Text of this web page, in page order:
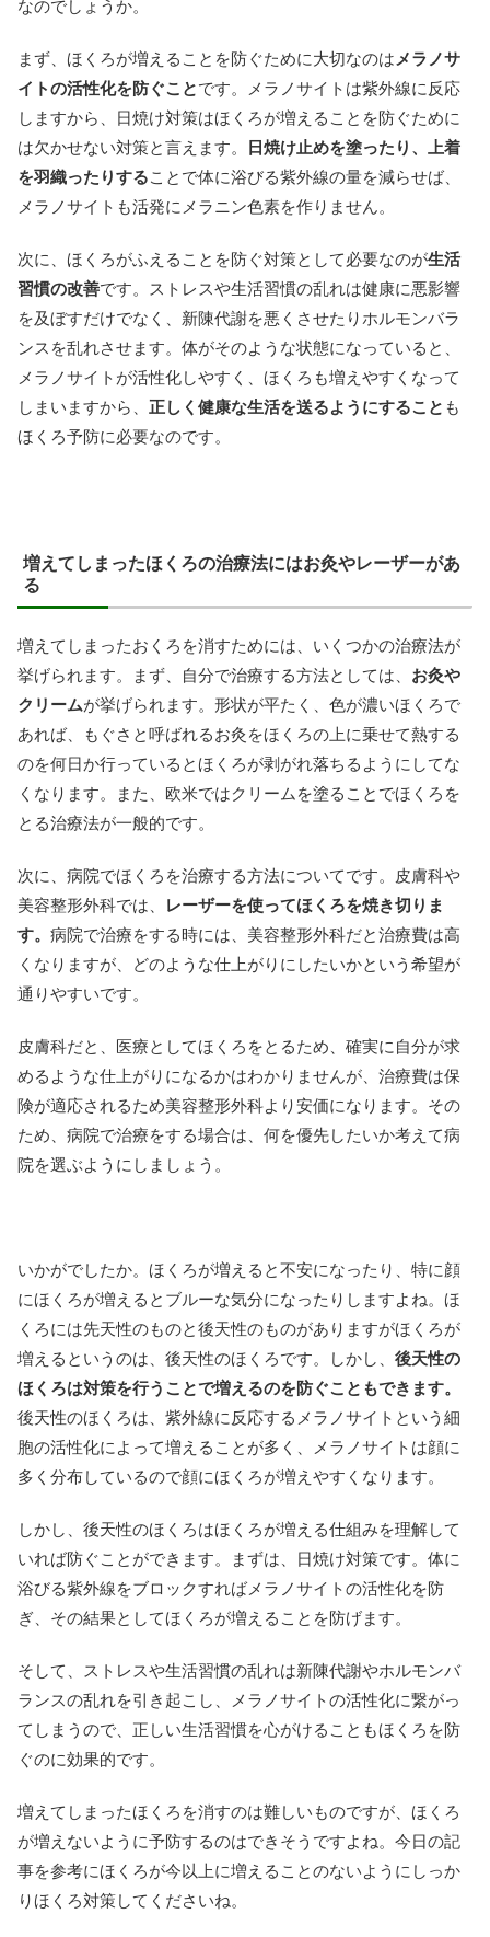
なのでしょうか。
まず、ほくろが増えることを防ぐために大切なのは メラノサ
イトの活性化を防ぐことです。メラノサイトは紫外線に反応
しますから、日焼け対策はほくろが増えることを防ぐために
は欠かせない対策と言えます。
日焼け止めを塗ったり、上着
を羽織ったりすることで体に浴びる紫外線の量を減らせば、
メラノサイトも活発にメラニン色素を作りません。
次に、ほくろがふえることを防ぐ対策として必要なのが生活
習慣の改善です。ストレスや生活習慣の乱れは健康に悪影響
を及ぼすだけでなく、新陳代謝を悪くさせたりホルモンバラ
ンスを乱れさせます。体がそのような状態になっていると、
メラノサイトが活性化しやすく、ほくろも増えやすくなって
しまいますから、 正しく健康な生活を送るようにすること も
ほくろ予防に必要なのです。
増えてしまったほくろの治療法にはお灸やレーザーがあ
る
増えてしまったおくろを消すためには、いくつかの治療法が
挙げられます。まず、自分で治療する方法としては、 お灸や
クリームが挙げられます。形状が平たく、色が濃いほくろで
あれば、もぐさと呼ばれるお灸をほくろの上に乗せて熱する
のを何日か行っているとほくろが剥がれ落ちるようにしてな
くなります。また、欧米ではクリームを塗ることでほくろを
とる治療法が一般的です。
次に、病院でほくろを治療する方法についてです。皮膚科や
美容整形外科では、
レーザーを使ってほくろを焼き切りま
す。 病院で治療をする時には、美容整形外科だと治療費は高
くなりますが、どのような仕上がりにしたいかという希望が
通りやすいです。
皮膚科だと、医療としてほくろをとるため、確実に自分が求
めるような仕上がりになるかはわかりませんが、治療費は保
険が適応されるため美容整形外科より安価になります。その
ため、病院で治療をする場合は、何を優先したいか考えて病
院を選ぶようにしましょう。
いかがでしたか。ほくろが増えると不安になったり、特に顔
にほくろが増えるとブルーな気分になったりしますよね。ほ
くろには先天性のものと後天性のものがありますがほくろが
増えるというのは、後天性のほくろです。しかし、 後天性の
ほくろは対策を行うことで増えるのを防ぐこともできます。
後天性のほくろは、紫外線に反応するメラノサイトという細
胞の活性化によって増えることが多く、メラノサイトは顔に
多く分布しているので顔にほくろが増えやすくなります。
しかし、後天性のほくろはほくろが増える仕組みを理解して
いれば防ぐことができます。まずは、日焼け対策です。体に
浴びる紫外線をブロックすればメラノサイトの活性化を防
ぎ、その結果としてほくろが増えることを防げます。
そして、ストレスや生活習慣の乱れは新陳代謝やホルモンバ
ランスの乱れを引き起こし、メラノサイトの活性化に繋がっ
てしまうので、正しい生活習慣を心がけることもほくろを防
ぐのに効果的です。
増えてしまったほくろを消すのは難しいものですが、ほくろ
が増えないように予防するのはできそうですよね。今日の記
事を参考にほくろが今以上に増えることのないようにしっか
りほくろ対策してくださいね。